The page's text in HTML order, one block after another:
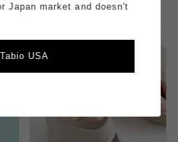
Japan market and doesn't
Tabio USA